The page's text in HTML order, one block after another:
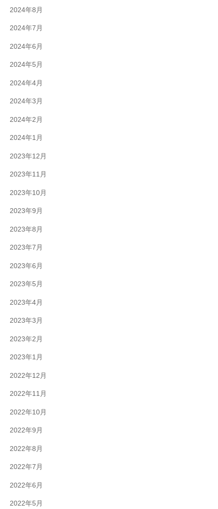
2024年8月
2024年7月
2024年6月
2024年5月
2024年4月
2024年3月
2024年2月
2024年1月
2023年12月
2023年11月
2023年10月
2023年9月
2023年8月
2023年7月
2023年6月
2023年5月
2023年4月
2023年3月
2023年2月
2023年1月
2022年12月
2022年11月
2022年10月
2022年9月
2022年8月
2022年7月
2022年6月
2022年5月